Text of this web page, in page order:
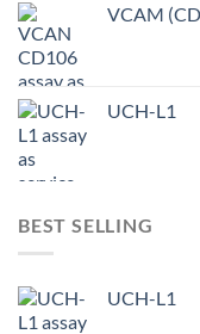
VCAM
UCH-L1
BEST SELLING
UCH-L1